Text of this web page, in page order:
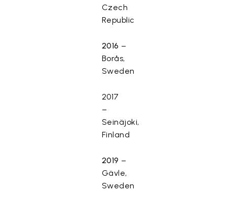
Czech
Republic
2016 –
Borås,
Sweden
2017
–
Seinäjoki,
Finland
2019 –
Gävle,
Sweden